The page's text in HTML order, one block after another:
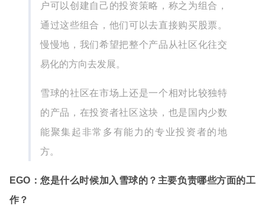
户可以创建自己的投资策略，称之为组合，
通过这些组合，他们可以去直接购买股票。
慢慢地，我们希望把整个产品从社区化往交
易化的方向去发展。
雪球的社区在市场上还是一个相对比较独特
的产品，在投资者社区这块，也是国内少数
能聚集起非常多有能力的专业投资者的地
方。
EGO：您是什么时候加入雪球的？主要负责哪些方面的工
作？